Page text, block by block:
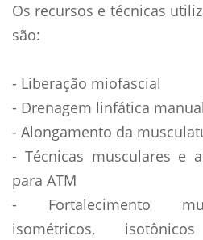
Os recursos e técnicas
são:
- Liberação miofascial
- Drenagem linfática manual
- Alongamento da
- Técnicas musculares e
para ATM
- Fortalecimento
isométricos,